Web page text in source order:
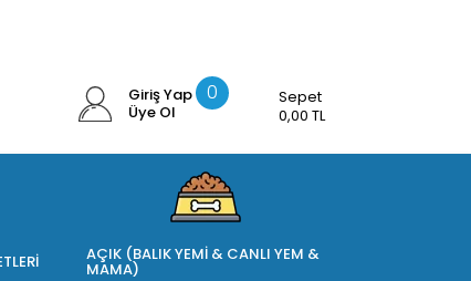
Giriş Yap
Üye Ol
Sepet
0,00 TL
0
AÇIK (BALIK YEMİ & CANLI YEM &
MAMA)